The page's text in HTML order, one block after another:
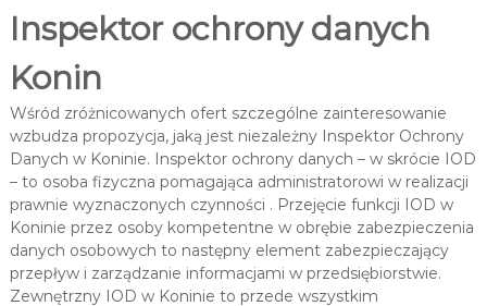
Inspektor ochrony danych
Konin
Wśród zróżnicowanych ofert szczególne zainteresowanie
wzbudza propozycja, jaką jest niezależny Inspektor Ochrony
Danych w Koninie. Inspektor ochrony danych – w skrócie IOD
– to osoba fizyczna pomagająca administratorowi w realizacji
prawnie wyznaczonych czynności . Przejęcie funkcji IOD w
Koninie przez osoby kompetentne w obrębie zabezpieczenia
danych osobowych to następny element zabezpieczający
przepływ i zarządzanie informacjami w przedsiębiorstwie.
Zewnętrzny IOD w Koninie to przede wszystkim